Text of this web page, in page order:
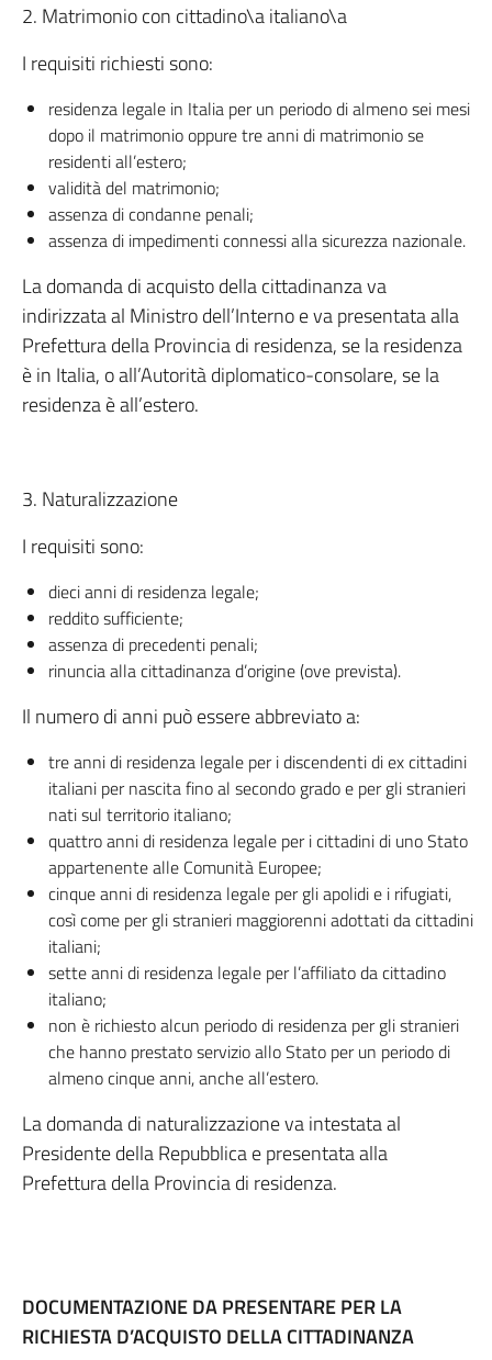
2. Matrimonio con cittadino\a italiano\a
I requisiti richiesti sono:
residenza legale in Italia per un periodo di almeno sei mesi
dopo il matrimonio oppure tre anni di matrimonio se
residenti all’estero;
validità del matrimonio;
assenza di condanne penali;
assenza di impedimenti connessi alla sicurezza nazionale.
La domanda di acquisto della cittadinanza va
indirizzata al Ministro dell’Interno e va presentata alla
Prefettura della Provincia di residenza, se la residenza
è in Italia, o all’Autorità diplomatico-consolare, se la
residenza è all’estero.
3. Naturalizzazione
I requisiti sono:
dieci anni di residenza legale;
reddito sufficiente;
assenza di precedenti penali;
rinuncia alla cittadinanza d’origine (ove prevista).
Il numero di anni può essere abbreviato a:
tre anni di residenza legale per i discendenti di ex cittadini
italiani per nascita fino al secondo grado e per gli stranieri
nati sul territorio italiano;
quattro anni di residenza legale per i cittadini di uno Stato
appartenente alle Comunità Europee;
cinque anni di residenza legale per gli apolidi e i rifugiati,
così come per gli stranieri maggiorenni adottati da cittadini
italiani;
sette anni di residenza legale per l’affiliato da cittadino
italiano;
non è richiesto alcun periodo di residenza per gli stranieri
che hanno prestato servizio allo Stato per un periodo di
almeno cinque anni, anche all’estero.
La domanda di naturalizzazione va intestata al
Presidente della Repubblica e presentata alla
Prefettura della Provincia di residenza.
DOCUMENTAZIONE DA PRESENTARE PER LA
RICHIESTA D’ACQUISTO DELLA CITTADINANZA